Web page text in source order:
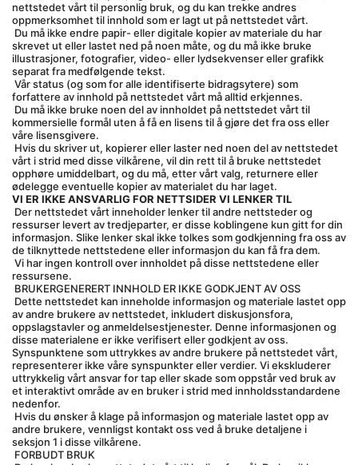
nettstedet vårt til personlig bruk, og du kan trekke andres
oppmerksomhet til innhold som er lagt ut på nettstedet vårt.
skrevet ut eller lastet ned på noen måte, og du må ikke bruke
illustrasjoner, fotografier, video- eller lydsekvenser eller grafikk
separat fra medfølgende tekst.
forfattere av innhold på nettstedet vårt må alltid erkjennes.
kommersielle formål uten å få en lisens til å gjøre det fra oss eller
våre lisensgivere.
vårt i strid med disse vilkårene, vil din rett til å bruke nettstedet
opphøre umiddelbart, og du må, etter vårt valg, returnere eller
ødelegge eventuelle kopier av materialet du har laget.
VI ER IKKE ANSVARLIG FOR NETTSIDER VI LENKER TIL
ressurser levert av tredjeparter, er disse koblingene kun gitt for din
informasjon. Slike lenker skal ikke tolkes som godkjenning fra oss av
de tilknyttede nettstedene eller informasjon du kan få fra dem.
ressursene.
BRUKERGENERERT INNHOLD ER IKKE GODKJENT AV OSS
av andre brukere av nettstedet, inkludert diskusjonsfora,
oppslagstavler og anmeldelsestjenester. Denne informasjonen og
disse materialene er ikke verifisert eller godkjent av oss.
Synspunktene som uttrykkes av andre brukere på nettstedet vårt,
representerer ikke våre synspunkter eller verdier. Vi ekskluderer
uttrykkelig vårt ansvar for tap eller skade som oppstår ved bruk av
et interaktivt område av en bruker i strid med innholdsstandardene
nedenfor.
andre brukere, vennligst kontakt oss ved å bruke detaljene i
seksjon 1 i disse vilkårene.
FORBUDT BRUK